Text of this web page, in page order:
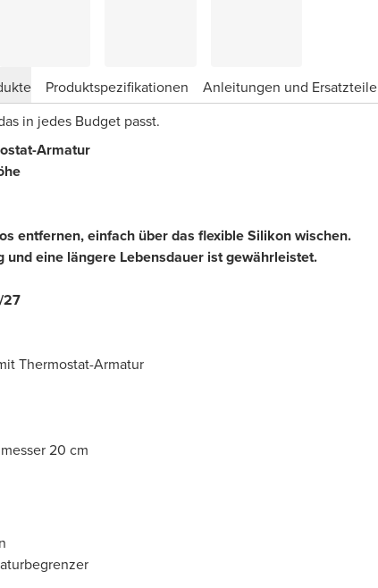
Produktspezifikationen Anleitungen und Ersatzteile
in jedes Budget passt.
Armatur
entfernen, einfach über das flexible Silikon wischen.
und eine längere Lebensdauer ist gewährleistet.
27
Thermostat-Armatur
20 cm